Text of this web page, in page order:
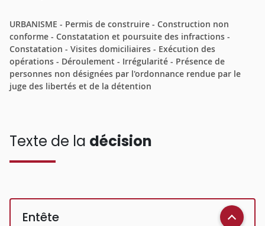
URBANISME - Permis de construire - Construction non
conforme - Constatation et poursuite des infractions -
Constatation - Visites domiciliaires - Exécution des
opérations - Déroulement - Irrégularité - Présence de
personnes non désignées par l'ordonnance rendue par le
juge des libertés et de la détention
Texte de la décision
Entête